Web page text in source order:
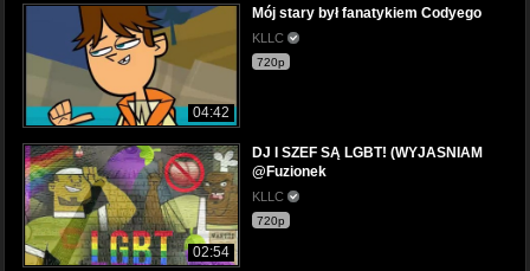
04:42
Mój stary był fanatykiem Codyego
KLLC
720p
02:54
DJ I SZEF SĄ LGBT! (WYJASNIAM
@Fuzionek
KLLC
720p